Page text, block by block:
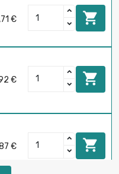
€ 
€ 
€ 